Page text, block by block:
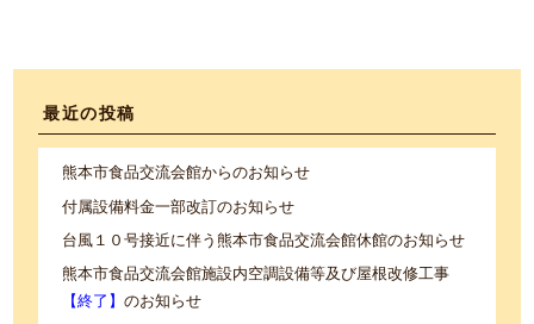
最近の投稿
熊本市食品交流会館からのお知らせ
付属設備料金一部改訂のお知らせ
台風１０号接近に伴う熊本市食品交流会館休館のお知らせ
熊本市食品交流会館施設内空調設備等及び屋根改修工事
【終了】 のお知らせ